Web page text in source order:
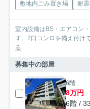
敷地内ごみ置き場 耐
室内設備はBS・エアコン
す。2口コンロを備え付け
る
募集中の部屋
6階
8万円
6階 /